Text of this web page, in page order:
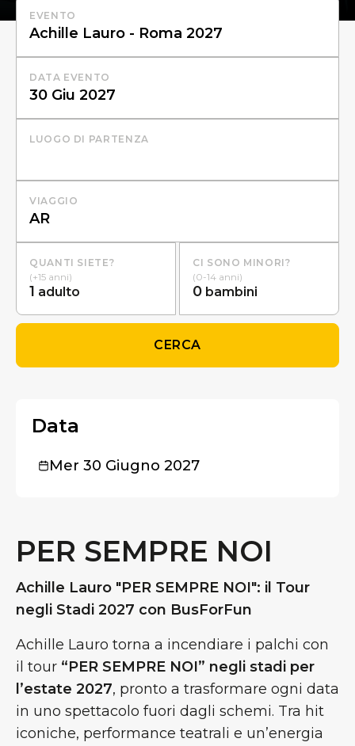
EVENTO
DATA EVENTO
LUOGO DI PARTENZA
VIAGGIO
QUANTI SIETE?
(+15 anni)
1 adulto
CI SONO MINORI?
(0-14 anni)
0 bambini
CERCA
PER SEMPRE NOI
Achille Lauro "PER SEMPRE NOI": il Tour
negli Stadi 2027 con BusForFun
Achille Lauro torna a incendiare i palchi con
il tour “PER SEMPRE NOI” negli stadi per
l’estate 2027, pronto a trasformare ogni data
in uno spettacolo fuori dagli schemi. Tra hit
iconiche, performance teatrali e un’energia
Data
Mer 30 Giugno 2027